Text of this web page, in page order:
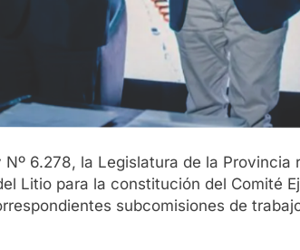
6.278, la Legislatura de la
Litio para la constitución del Comité
subcomisiones de